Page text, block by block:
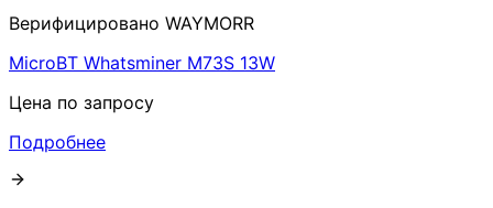
Верифицировано WAYMORR
MicroBT Whatsminer M73S 13W
Цена по запросу
Подробнее